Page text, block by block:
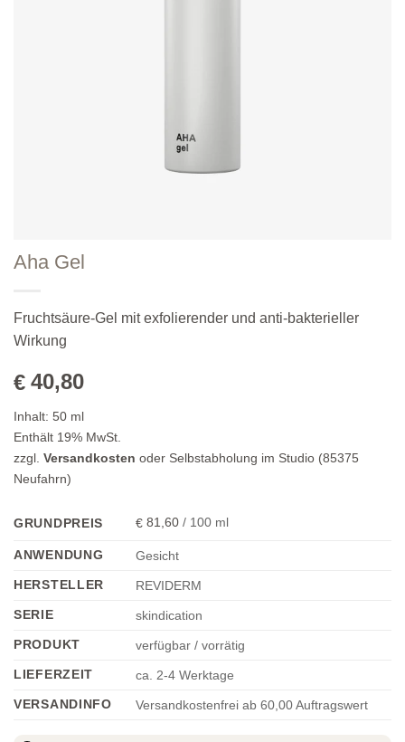
Aha Gel
Fruchtsäure-Gel mit exfolierender und anti-bakterieller
Wirkung
€ 40,80
Inhalt: 50 ml
Enthält 19% MwSt.
zzgl. Versandkosten oder Selbstabholung im Studio (85375
Neufahrn)
GRUNDPREIS € 81,60 / 100 ml
ANWENDUNG
Gesicht
HERSTELLER
REVIDERM
SERIE
skindication
PRODUKT
verfügbar / vorrätig
LIEFERZEIT
ca. 2-4 Werktage
VERSANDINFO
Versandkostenfrei ab 60,00 Auftragswert